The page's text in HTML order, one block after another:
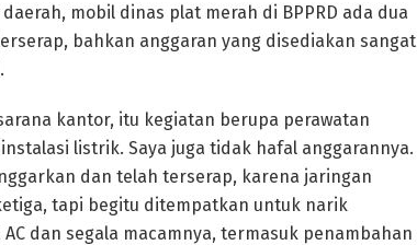
mobil dinas plat merah di BPPRD ada dua
bahkan anggaran yang disediakan sangat
kantor, itu kegiatan berupa perawatan
listrik. Saya juga tidak hafal anggarannya.
dan telah terserap, karena jaringan
tapi begitu ditempatkan untuk narik
dan segala macamnya, termasuk penambahan